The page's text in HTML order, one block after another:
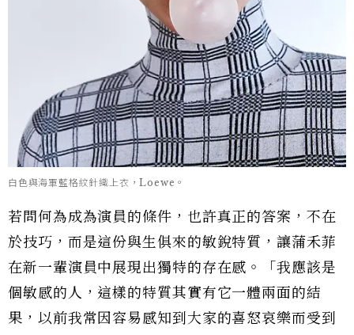
白色與海軍藍格紋針織上衣，Loewe。
若問何為成為演員的條件，也許真正的答案，不在
於技巧，而是這份與生俱來的敏銳特質，讓蒲禾菲
在新一輩演員中展現出獨特的存在感。「我應該是
個敏感的人，這樣的特質其實有它一體兩面的結
果，以前我常因容易感知到大家的喜怒哀樂而受到